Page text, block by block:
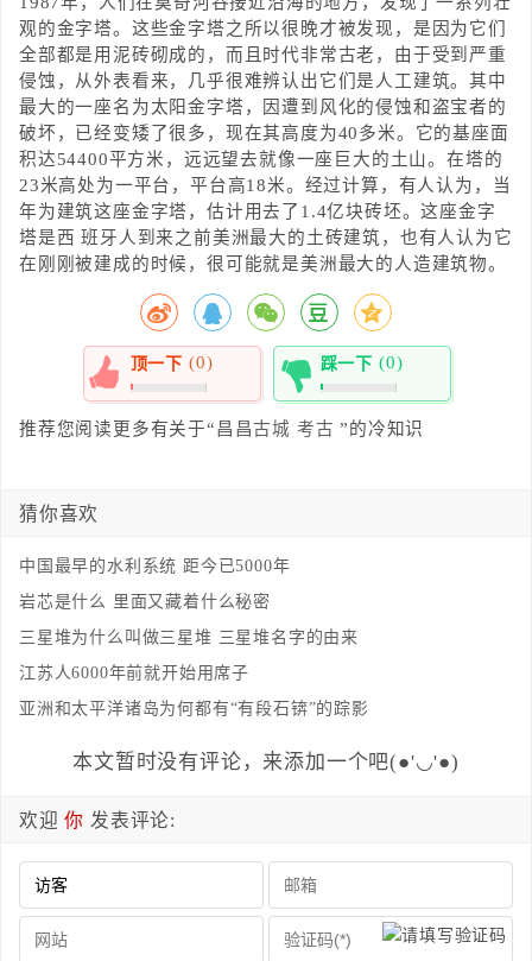
观的金字塔。这些金字塔之所以很晚才被发现，是因为它们
全部都是用泥砖砌成的，而且时代非常古老，由于受到严重
侵蚀，从外表看来，几乎很难辨认出它们是人工建筑。其中
最大的一座名为太阳金字塔，因遭到风化的侵蚀和盗宝者的
破坏，已经变矮了很多，现在其高度为40多米。它的基座面
积达54400平方米，远远望去就像一座巨大的土山。在塔的
23米高处为一平台，平台高18米。经过计算，有人认为，当
年为建筑这座金字塔，估计用去了1.4亿块砖坯。这座金字
塔是西 班牙人到来之前美洲最大的土砖建筑，也有人认为它
在刚刚被建成的时候，很可能就是美洲最大的人造建筑物。
顶一下 (0)
0%
踩一下 (0)
0%
推荐您阅读更多有关于“昌昌古城 考古 ”的冷知识
猜你喜欢
中国最早的水利系统 距今已5000年
岩芯是什么 里面又藏着什么秘密
三星堆为什么叫做三星堆 三星堆名字的由来
江苏人6000年前就开始用席子
亚洲和太平洋诸岛为何都有“有段石锛”的踪影
本文暂时没有评论，来添加一个吧(●'◡'●)
欢迎你 发表评论: